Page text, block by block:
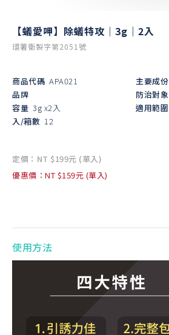
【蟻愛呷】除蟻特攻｜3g｜2入
環署衛製字第2051號
商品代碼 APA021
品牌
容量 3g x2入
入/箱數 12
主要成份
防治對象
適用範圍
定價：NT $199元 (單入)
優惠價：NT $159元 (單入)
使用方法